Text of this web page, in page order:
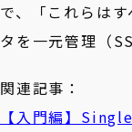
で、「これらは
タを一元管理（
関連記事：
【入門編】